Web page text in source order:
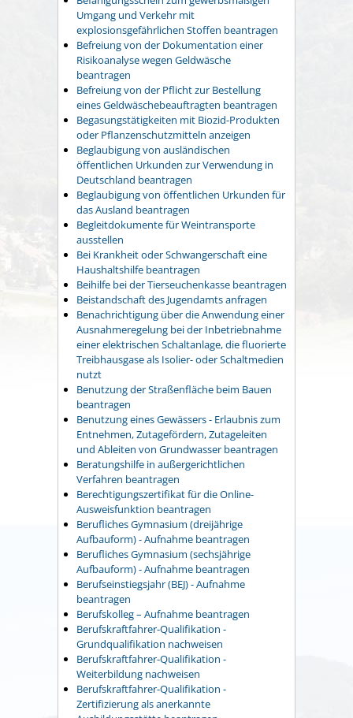
Umgang und Verkehr mit
explosionsgefährlichen Stoffen beantragen
Befreiung von der Dokumentation einer
Risikoanalyse wegen Geldwäsche
beantragen
Befreiung von der Pflicht zur Bestellung
eines Geldwäschebeauftragten beantragen
Begasungstätigkeiten mit Biozid-Produkten
oder Pflanzenschutzmitteln anzeigen
Beglaubigung von ausländischen
öffentlichen Urkunden zur Verwendung in
Deutschland beantragen
Beglaubigung von öffentlichen Urkunden für
das Ausland beantragen
Begleitdokumente für Weintransporte
ausstellen
Bei Krankheit oder Schwangerschaft eine
Haushaltshilfe beantragen
Beihilfe bei der Tierseuchenkasse beantragen
Beistandschaft des Jugendamts anfragen
Benachrichtigung über die Anwendung einer
Ausnahmeregelung bei der Inbetriebnahme
einer elektrischen Schaltanlage, die fluorierte
Treibhausgase als Isolier- oder Schaltmedien
nutzt
Benutzung der Straßenfläche beim Bauen
beantragen
Benutzung eines Gewässers - Erlaubnis zum
Entnehmen, Zutagefördern, Zutageleiten
und Ableiten von Grundwasser beantragen
Beratungshilfe in außergerichtlichen
Verfahren beantragen
Berechtigungszertifikat für die Online-
Ausweisfunktion beantragen
Berufliches Gymnasium (dreijährige
Aufbauform) - Aufnahme beantragen
Berufliches Gymnasium (sechsjährige
Aufbauform) - Aufnahme beantragen
Berufseinstiegsjahr (BEJ) - Aufnahme
beantragen
Berufskolleg – Aufnahme beantragen
Berufskraftfahrer-Qualifikation -
Grundqualifikation nachweisen
Berufskraftfahrer-Qualifikation -
Weiterbildung nachweisen
Berufskraftfahrer-Qualifikation -
Zertifizierung als anerkannte